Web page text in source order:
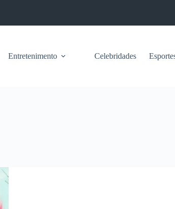
Entretenimento Celebridades